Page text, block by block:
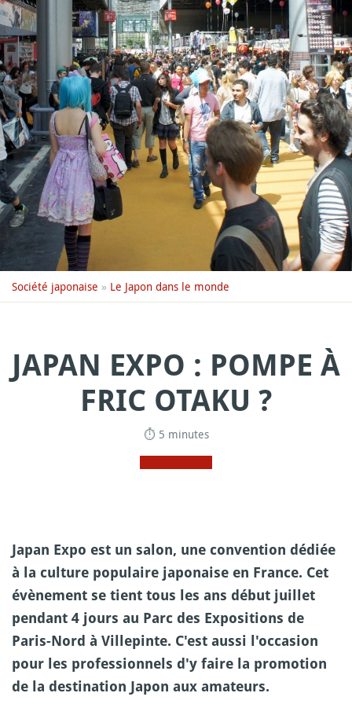
Société japonaise » Le Japon dans le monde
JAPAN EXPO : POMPE À
FRIC OTAKU ?
⏱ 5 minutes
Japan Expo est un salon, une convention dédiée
à la culture populaire japonaise en France. Cet
évènement se tient tous les ans début juillet
pendant 4 jours au Parc des Expositions de
Paris-Nord à Villepinte. C'est aussi l'occasion
pour les professionnels d'y faire la promotion
de la destination Japon aux amateurs.